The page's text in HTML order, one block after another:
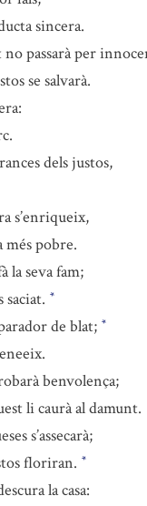
sincera.
passarà per
se salvarà.
dels justos,
s’enriqueix,
més pobre.
la seva fam;
saciat. *
de blat; *
benvolença;
li caurà al damunt.
s’assecarà;
floriran. *
la casa: